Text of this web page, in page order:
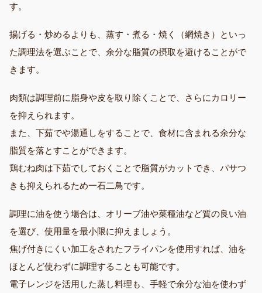
す。
揚げる・炒めるよりも、蒸す・煮る・焼く（網焼き）といっ
た調理法を選ぶことで、余分な脂質の摂取を避けることがで
きます。
肉類は調理前に脂身や皮を取り除くことで、さらにカロリー
を抑えられます。
また、下茹でや湯通しをすることで、食材に含まれる余分な
脂質を落とすことができます。
鶏むね肉は下茹でしておくことで脂質がカットでき、パサつ
きも抑えられるため一石二鳥です。
調理に油を使う場合は、オリーブ油や菜種油など質の良い油
を選び、使用量を最小限に抑えましょう。
焦げ付きにくい加工をされたフライパンを使用すれば、油を
ほとんど使わずに調理することも可能です。
電子レンジを活用した蒸し料理も、手軽で余分な油を使わず